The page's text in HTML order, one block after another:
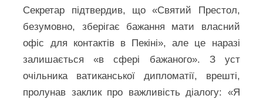
Секретар підтвердив, що «Святий Престол,
безумовно, зберігає бажання мати власний
офіс для контактів в Пекіні», але це наразі
залишається «в сфері бажаного». З уст
очільника ватиканської дипломатії, врешті,
пролунав заклик про важливість діалогу: «Я